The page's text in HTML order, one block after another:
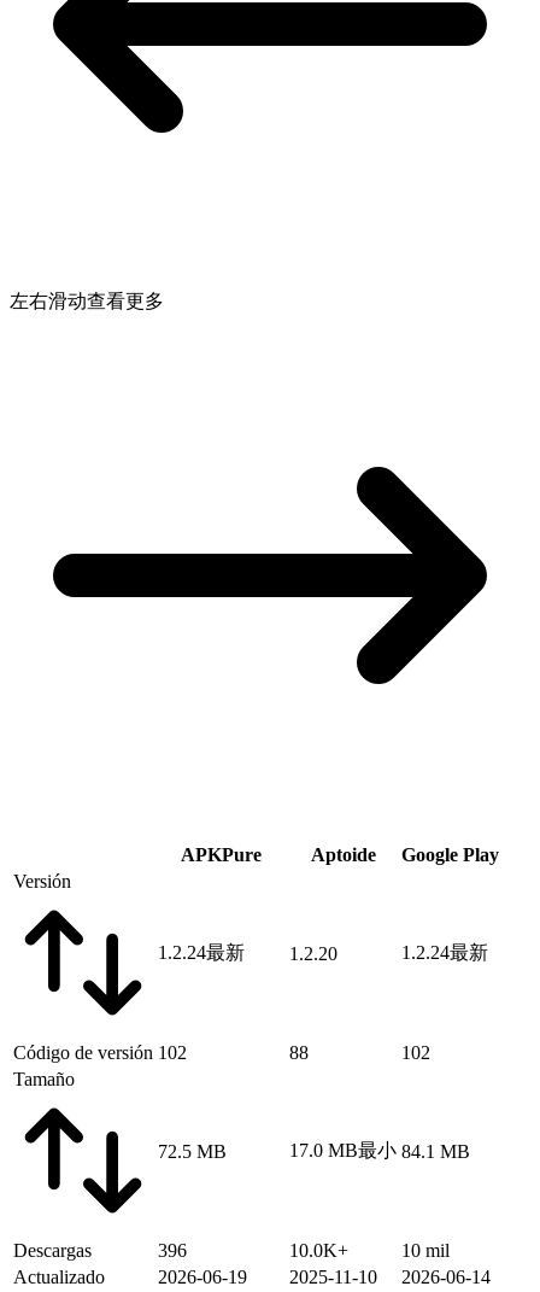
左右滑动查看更多
APKPure Aptoide
Google Play
Versión
1.2.24最新 1.2.20 1.2.24最新
Código de versión 102 88
102
Tamaño
72.5 MB 17.0 MB最小 84.1 MB
Descargas 396 10.0K+
10 mil
Actualizado
2026-06-19 2025-11-10
2026-06-14